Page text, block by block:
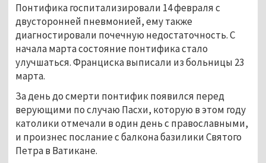
Понтифика госпитализировали 14 февраля с
двусторонней пневмонией, ему также
диагностировали почечную недостаточность. С
начала марта состояние понтифика стало
улучшаться. Франциска выписали из больницы 23
марта.
За день до смерти понтифик появился перед
верующими по случаю Пасхи, которую в этом году
католики отмечали в один день с православными,
и произнес послание с балкона базилики Святого
Петра в Ватикане.